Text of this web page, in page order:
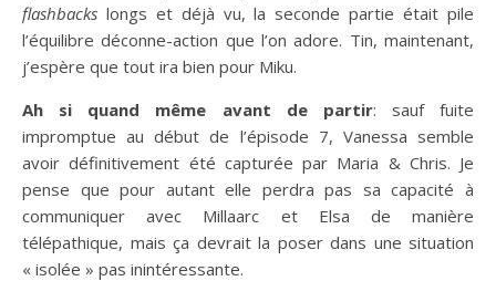
flashbacks longs et déjà vu, la seconde partie était pile
l’équilibre déconne-action que l’on adore. Tin, maintenant,
j’espère que tout ira bien pour Miku.
Ah si quand même avant de partir: sauf fuite
impromptue au début de l’épisode 7, Vanessa semble
avoir définitivement été capturée par Maria & Chris. Je
pense que pour autant elle perdra pas sa capacité à
communiquer avec Millaarc et Elsa de manière
télépathique, mais ça devrait la poser dans une situation
« isolée » pas inintéressante.